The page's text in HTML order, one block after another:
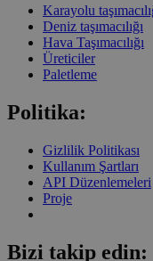
Karayolu
Deniz taşımacılığı
Hava Taşımacılığı
Üreticiler
Paletleme
Politika:
Gizlilik Politikası
Kullanım Şartları
API Düzenlemeleri
Proje
Bizi takip edin: